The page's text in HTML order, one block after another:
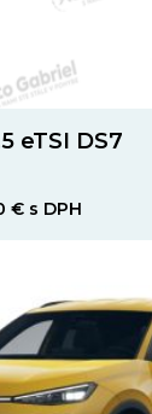
eTSI DS7
€ s DPH